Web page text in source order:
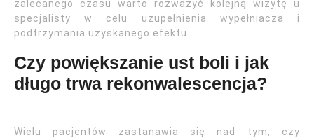
zalecanego czasu warto rozważyć kolejną wizytę u
specjalisty w celu uzupełnienia wypełniacza i
podtrzymania uzyskanego efektu.
Czy powiększanie ust boli i jak
długo trwa rekonwalescencja?
Wielu pacjentów zastanawia się nad tym, czy